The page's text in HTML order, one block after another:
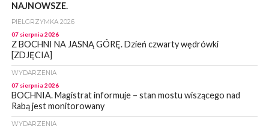
NAJNOWSZE.
PIELGRZYMKA 2026
07 sierpnia 2026
Z BOCHNI NA JASNĄ GÓRĘ. Dzień czwarty wędrówki
[ZDJĘCIA]
WYDARZENIA
07 sierpnia 2026
BOCHNIA. Magistrat informuje – stan mostu wiszącego nad
Rabą jest monitorowany
WYDARZENIA